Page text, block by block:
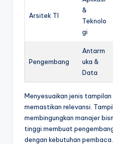
Arsitek TI
&
Teknolo
gi
Pengembang
Antarm
uka &
Data
Menyesuaikan jenis
memastikan relevansi.
membingungkan manajer
tinggi membuat
dengan kebutuhan pembaca.